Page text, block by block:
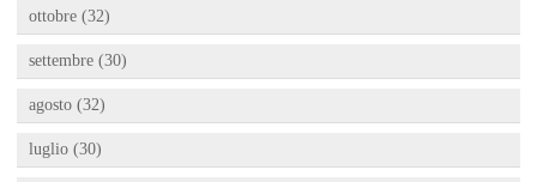
ottobre (32)
settembre (30)
agosto (32)
luglio (30)